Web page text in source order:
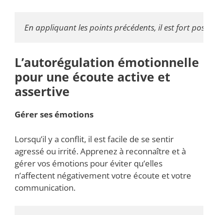
En appliquant les points précédents, il est fort
L’autorégulation émotionnelle
pour une écoute active et
assertive
Gérer ses émotions
Lorsqu’il y a conflit, il est facile de se sentir
agressé ou irrité. Apprenez à reconnaître et à
gérer vos émotions pour éviter qu’elles
n’affectent négativement votre écoute et votre
communication.